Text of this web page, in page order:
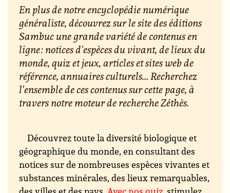
En plus de notre encyclopédie numérique
généraliste, découvrez sur le site des éditions
Sambuc une grande variété de contenus en
ligne : notices d'espèces du vivant, de lieux du
monde, quiz et jeux, articles et sites web de
référence, annuaires culturels... Recherchez
l'ensemble de ces contenus sur cette page, à
travers notre moteur de recherche Zéthès.
Découvrez toute la diversité biologique et
géographique du monde, en consultant des
notices sur de nombreuses espèces vivantes et
substances minérales, des lieux remarquables,